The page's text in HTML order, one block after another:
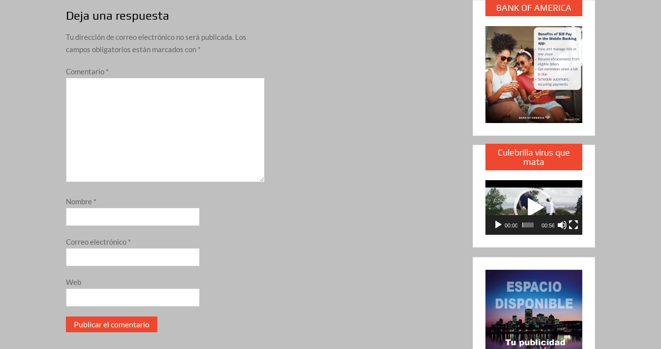
Deja una respuesta
Tu dirección de correo electrónico no será publicada. Los
campos obligatorios están marcados con *
Comentario *
Nombre *
Correo electrónico *
Web
BANK OF AMERICA
Culebrilla virus que
mata
Reproductor
de
vídeo
00:00 00:56